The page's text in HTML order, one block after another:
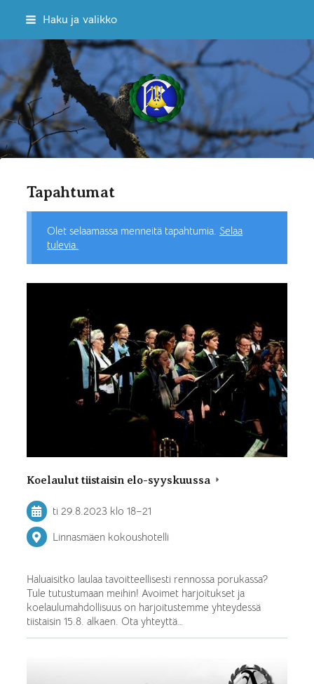
Siirry
sivun
sisältöön
Haku ja valikko
Sekakuoro Kulkuset ry
Tapahtumat
Olet selaamassa menneitä tapahtumia.Selaa
tulevia.
Koelaulut tiistaisin elo-syyskuussa
ti 29.8.2023 klo 18–21
Linnasmäen kokoushotelli
⁠⁠⁠⁠⁠⁠⁠Haluaisitko laulaa tavoitteellisesti rennossa porukassa?
Tule tutustumaan meihin! Avoimet harjoitukset ja
koelaulumahdollisuus on harjoitustemme yhteydessä
tiistaisin 15.8. alkaen. Ota yhteyttä…